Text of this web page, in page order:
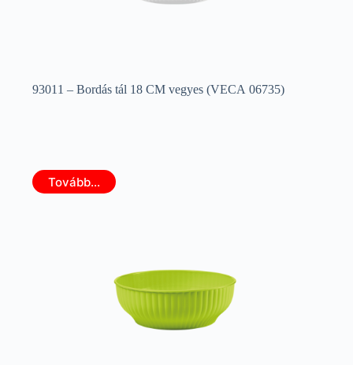
93011 – Bordás tál 18 CM vegyes (VECA 06735)
Tovább...